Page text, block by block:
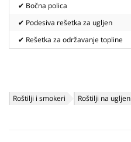
✔ Bočna polica
✔ Podesiva rešetka za ugljen
✔ Rešetka za održavanje topline
Roštilji i smokeri Roštilji na ugljen